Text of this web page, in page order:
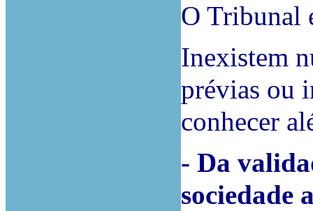
O Tribunal
Inexistem
prévias ou
conhecer
- Da
sociedade